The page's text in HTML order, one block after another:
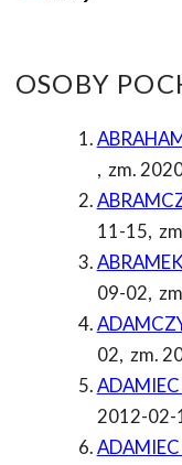
OSOBY
, zm.
11-15,
09-02,
02, zm.
ADAMIEC
2012-02-